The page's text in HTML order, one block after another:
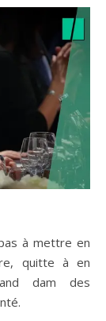
à mettre en
quitte à en
dam des